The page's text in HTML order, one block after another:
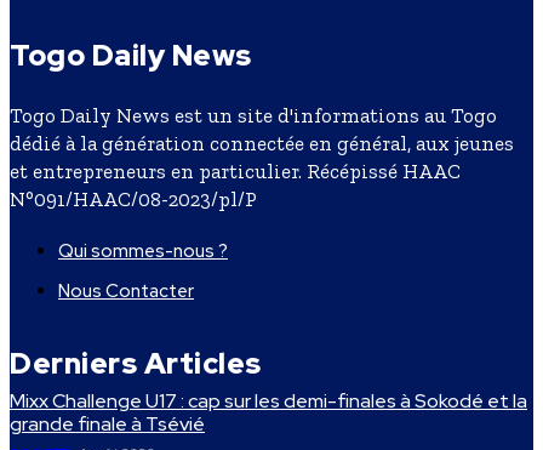
Togo Daily News
Togo Daily News est un site d'informations au Togo
dédié à la génération connectée en général, aux jeunes
et entrepreneurs en particulier. Récépissé HAAC
N°091/HAAC/08-2023/pl/P
Qui sommes-nous ?
Nous Contacter
Derniers Articles
Mixx Challenge U17 : cap sur les demi-finales à Sokodé et la
grande finale à Tsévié